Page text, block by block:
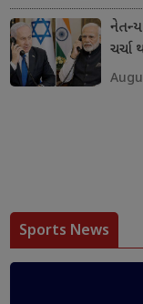
ચર્ચા
Sports News